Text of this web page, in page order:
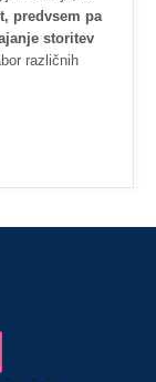
predvsem pa
storitev
različnih